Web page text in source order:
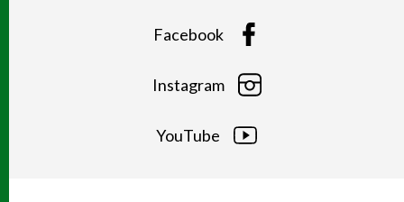
Facebook
Instagram
YouTube